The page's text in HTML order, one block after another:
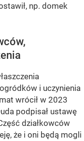
np. domek
i uczynienia
wrócił w 2023
podpisał ustawę
działkowców
że i oni będą mogli